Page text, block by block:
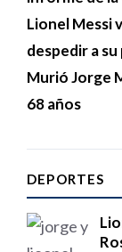
Lionel Messi
despedir a su
Murió Jorge
68 años
DEPORTES